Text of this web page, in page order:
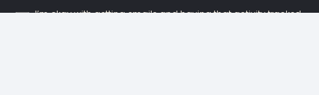
I’m okay with getting emails and having that activity tracked